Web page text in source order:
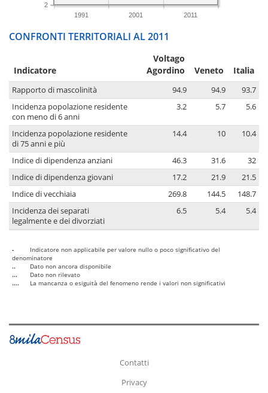
1991 2001 2011
2
CONFRONTI TERRITORIALI AL 2011
Indicatore
Voltago
Agordino
Veneto Italia
Rapporto di mascolinità 94.9 94.9
93.7
Incidenza popolazione residente
con meno di 6 anni
3.2 5.7 5.6
Incidenza popolazione residente
di 75 anni e più
14.4 10 10.4
Indice di dipendenza anziani 46.3 31.6
32
Indice di dipendenza giovani
17.2 21.9
21.5
Indice di vecchiaia
269.8 144.5
148.7
Incidenza dei separati
legalmente e dei divorziati
6.5 5.4 5.4
-
Indicatore non applicabile per valore nullo o poco significativo del
denominatore
..
Dato non ancora disponibile
...
Dato non rilevato
....
La mancanza o esiguità del fenomeno rende i valori non significativi
Contatti
Privacy